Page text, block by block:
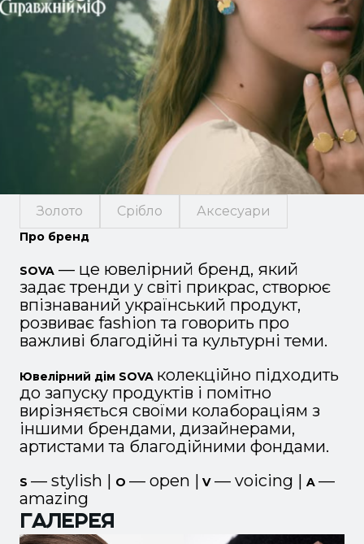
Золото Срібло Аксесуари
Про бренд
SOVA — це ювелірний бренд, який
задає тренди у світі прикрас, створює
впізнаваний український продукт,
розвиває fashion та говорить про
важливі благодійні та культурні теми.
Ювелірний дім SOVA колекційно підходить
до запуску продуктів і помітно
вирізняється своїми колабораціям з
іншими брендами, дизайнерами,
артистами та благодійними фондами.
S — stylish | O — open | V— voicing | A —
amazing
ГАЛЕРЕЯ